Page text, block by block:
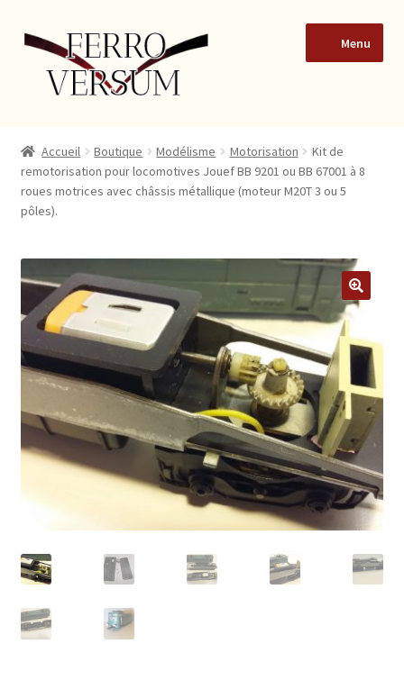
Menu
Blog
Boutique
Conditions Générales de Vente de produits en ligne à des
consommateurs particuliers
Formulaire de contact
Mon compte
Page d’accueil
Politique de confidentialité
Validation de la commande
Accueil Boutique Modélisme Motorisation
Kit de
remotorisation pour locomotives Jouef BB 9201 ou BB 67001 à 8
roues motrices avec châssis métallique (moteur M20T 3 ou 5
pôles).
🔍